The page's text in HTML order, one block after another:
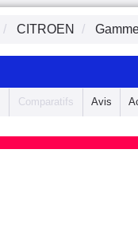
CITROEN
Comparatifs Avis